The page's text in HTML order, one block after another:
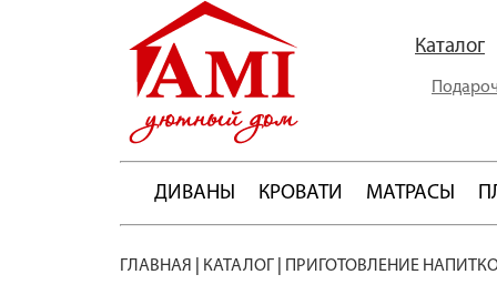
Каталог
ДИВАНЫ КРОВАТИ МАТРАСЫ
ГЛАВНАЯ КАТАЛОГ ПРИГОТОВЛЕНИЕ